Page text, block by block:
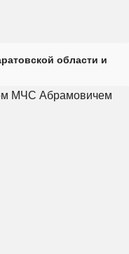
области и